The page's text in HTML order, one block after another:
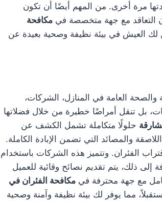
مرة أخرى. من المهم أيضًا أن تكون
إن التعاقد مع جهة متخصصة فيمكافحة
العيش في بيئة نظيفة وصحية بعيدة عن
العامة في المنازل، الشركات،
بل تنقل أمراضًا خطيرة من خلال فضلاتها
حلولًا متكاملة تشمل الكشف عن
والمصائد التي تضمن الإبادة الكاملة.
الفئران. وتتميز هذه الشركات باستخدام
إلى ذلك، يتم تقديم نصائح وقائية للعميل
مع جهة محترفة فيمكافحة الفئران في
مما يوفر لك بيئة نظيفة وآمنة وصحية